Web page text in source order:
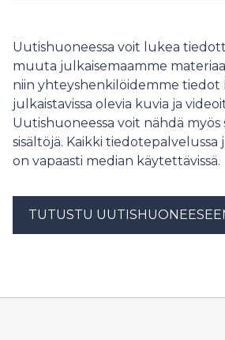
saman katon alta.
Uutishuoneessa voit lukea
muuta julkaisemaamme
niin yhteyshenkilöidemme tiedot
julkaistavissa olevia kuvia ja
Uutishuoneessa voit nähdä myös
sisältöjä. Kaikki
on vapaasti median käytettävissä.
TUTUSTU